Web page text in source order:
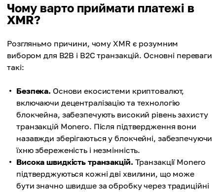
Чому варто приймати платежі в
XMR?
Розгляньмо причини, чому XMR є розумним
вибором для B2B і B2C транзакцій. Основні переваги
такі:
Безпека. Основи екосистеми криптовалют,
включаючи децентралізацію та технологію
блокчейна, забезпечують високий рівень захисту
транзакцій Monero. Після підтвердження вони
назавжди зберігаються у блокчейні, забезпечуючи
їхню збереженість і незмінність.
Висока швидкість транзакцій. Транзакції Monero
підтверджуються кожні дві хвилини, що може
бути значно швидше за обробку через традиційні